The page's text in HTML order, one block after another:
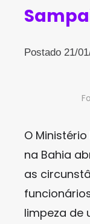
Postado 21/
O
na Bahia
as
limpeza de